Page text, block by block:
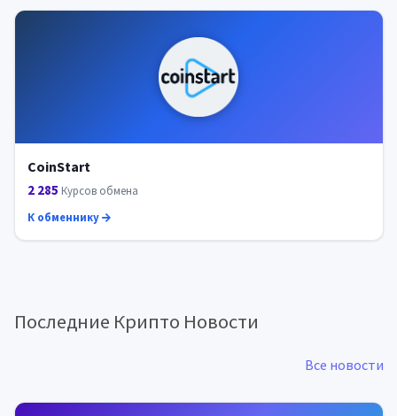
CoinStart
2 285 Курсов обмена
К обменнику
Последние Крипто Новости
Все новости